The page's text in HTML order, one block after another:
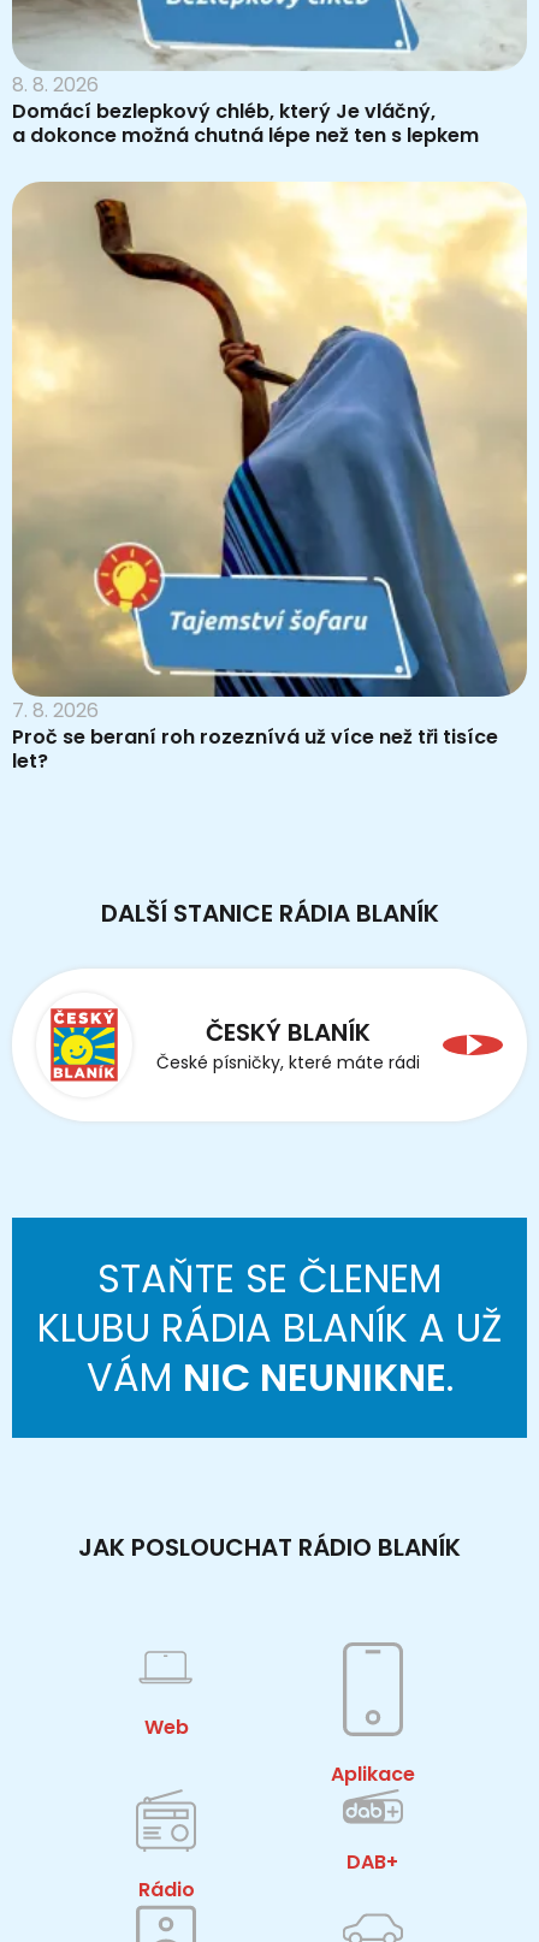
8. 8. 2026
Domácí bezlepkový chléb, který Je vláčný,
a dokonce možná chutná lépe než ten s lepkem
7. 8. 2026
Proč se beraní roh rozeznívá už více než tři tisíce
let?
DALŠÍ STANICE RÁDIA BLANÍK
ČESKÝ BLANÍK
České písničky, které máte rádi
STAŇTE SE ČLENEM
KLUBU RÁDIA BLANÍK A UŽ
VÁM NIC NEUNIKNE.
JAK POSLOUCHAT RÁDIO BLANÍK
Web
Aplikace
Rádio
DAB+